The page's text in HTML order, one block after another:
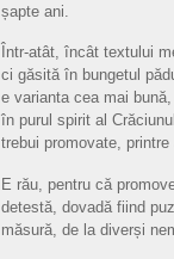
șapte ani.
Într-atât, încât textului
ci găsită în bungetul
e varianta cea mai
în purul spirit al
trebui promovate,
E rău, pentru că
detestă, dovadă fiind
măsură, de la diverși